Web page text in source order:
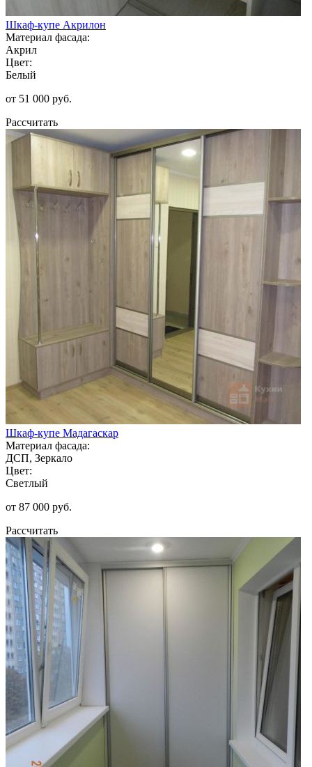
Шкаф-купе Акрилон
Материал фасада:
Акрил
Цвет:
Белый
от 51 000 руб.
Рассчитать
Шкаф-купе Мадагаскар
Материал фасада:
ДСП, Зеркало
Цвет:
Светлый
от 87 000 руб.
Рассчитать